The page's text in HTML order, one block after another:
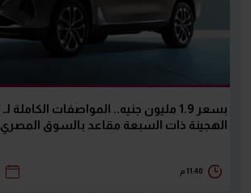
الهجينة ذات السبعة مقاعد بالسوق المصري
11:40 م